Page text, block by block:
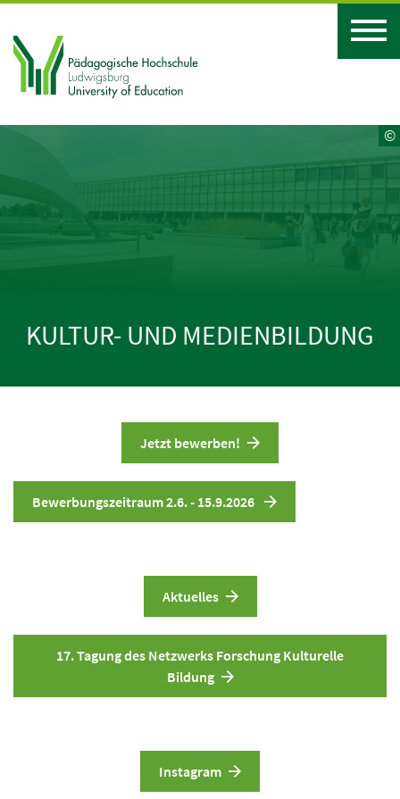
©
KULTUR- UND MEDIENBILDUNG
Jetzt bewerben!
Bewerbungszeitraum 2.6. - 15.9.2026
Aktuelles
17. Tagung des Netzwerks Forschung Kulturelle
Bildung
Instagram